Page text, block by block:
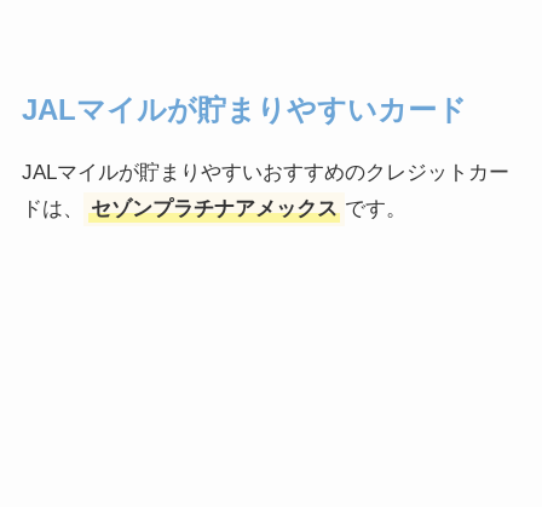
JALマイルが貯まりやすいカード
JALマイルが貯まりやすいおすすめのクレジットカー
ドは、
セゾンプラチナアメックス です。